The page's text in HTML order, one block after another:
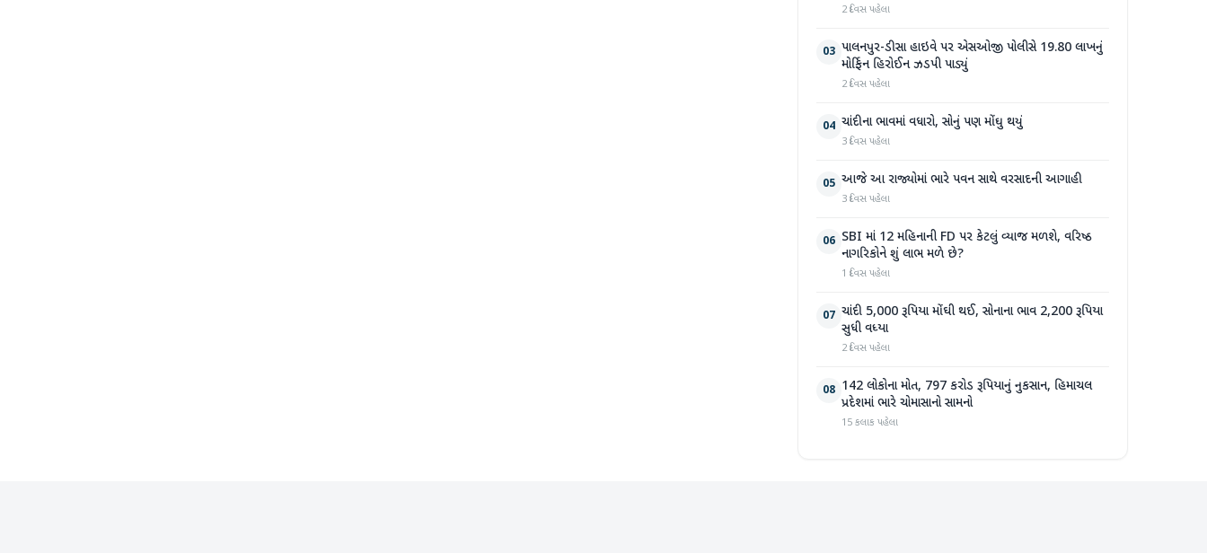
2 દિવસ પહેલા
03 પાલનપુર-ડીસા હાઇવે પર એસઓજી પોલીસે 19.80 લાખનું
મોર્ફિન હિરોઈન ઝડપી પાડ્યું
2 દિવસ પહેલા
04 ચાંદીના ભાવમાં વધારો, સોનું પણ મોંઘુ થયું
3 દિવસ પહેલા
05 આજે આ રાજ્યોમાં ભારે પવન સાથે વરસાદની આગાહી
3 દિવસ પહેલા
06 SBI માં 12 મહિનાની FD પર કેટલું વ્યાજ મળશે, વરિષ્ઠ
નાગરિકોને શું લાભ મળે છે?
1 દિવસ પહેલા
07 ચાંદી 5,000 રૂપિયા મોંઘી થઈ, સોનાના ભાવ 2,200 રૂપિયા
સુધી વધ્યા
2 દિવસ પહેલા
08 142 લોકોના મોત, 797 કરોડ રૂપિયાનું નુકસાન, હિમાચલ
પ્રદેશમાં ભારે ચોમાસાનો સામનો
15 કલાક પહેલા